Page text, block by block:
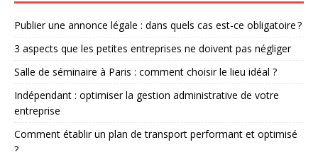
Publier une annonce légale : dans quels cas est-ce obligatoire ?
3 aspects que les petites entreprises ne doivent pas négliger
Salle de séminaire à Paris : comment choisir le lieu idéal ?
Indépendant : optimiser la gestion administrative de votre
entreprise
Comment établir un plan de transport performant et optimisé